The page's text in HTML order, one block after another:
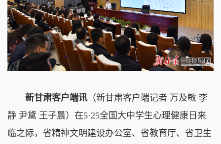
新甘肃客户端讯 （新甘肃客户端记者 万及敏 李
静 尹黛 王子晨）在5·25全国大中学生心理健康日来
临之际，省精神文明建设办公室、省教育厅、省卫生